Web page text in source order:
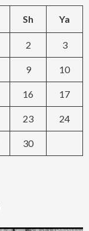
Sh Ya
2 3
9 10
16 17
23 24
30